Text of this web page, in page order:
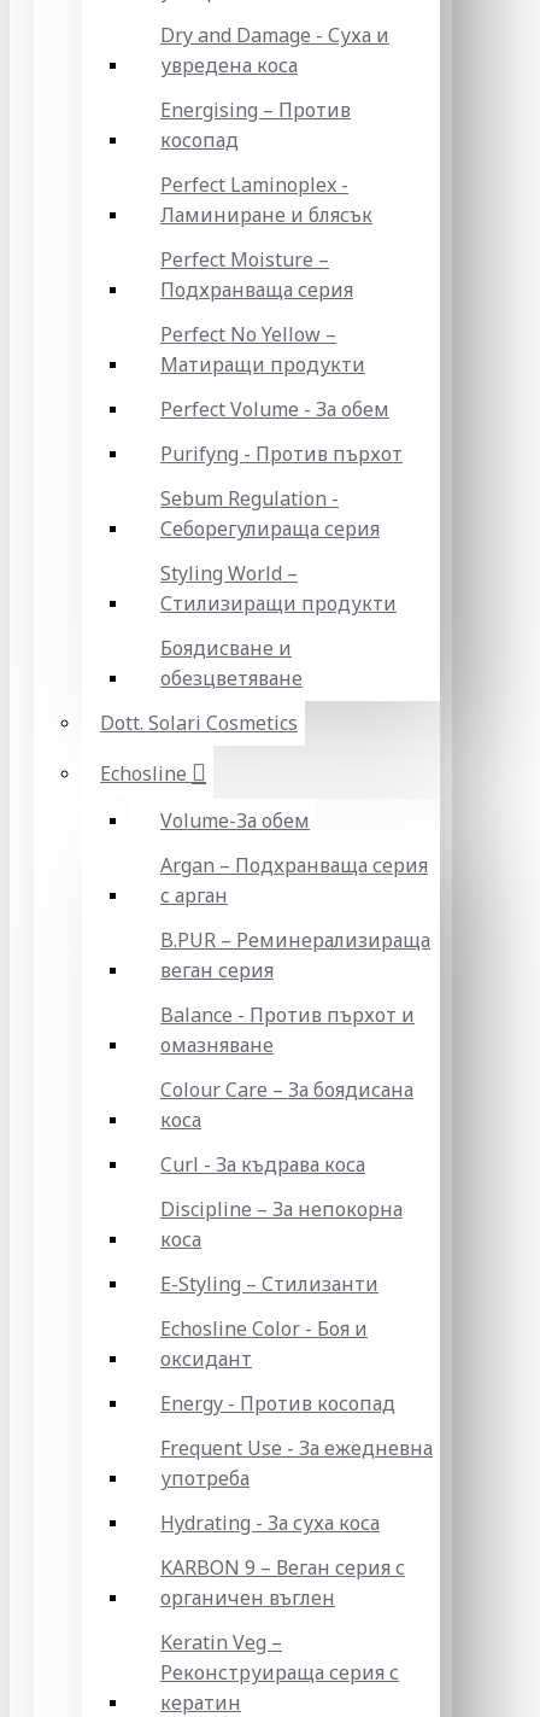
Dry and Damage - Суха и
увредена коса
Energising – Против
косопад
Perfect Laminoplex -
Ламиниране и блясък
Perfect Moisture –
Подхранваща серия
Perfect No Yellow –
Матиращи продукти
Perfect Volume - За обем
Purifyng - Против пърхот
Sebum Regulation -
Себорегулираща серия
Styling World –
Стилизиращи продукти
Боядисване и
обезцветяване
Dott. Solari Cosmetics
Echosline
Volume-За обем
Argan – Подхранваща серия
с арган
B.PUR – Реминерализираща
веган серия
Balance - Против пърхот и
омазняване
Colour Care – За боядисана
коса
Curl - За къдрава коса
Discipline – За непокорна
коса
E-Styling – Стилизанти
Echosline Color - Боя и
оксидант
Energy - Против косопад
Frequent Use - За ежедневна
употреба
Hydrating - За суха коса
KARBON 9 – Веган серия с
органичен въглен
Keratin Veg –
Реконструираща серия с
кератин